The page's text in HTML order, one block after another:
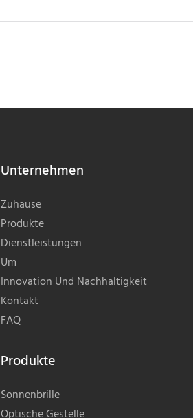
Unternehmen
Zuhause
Produkte
Dienstleistungen
Um
Innovation Und Nachhaltigkeit
Kontakt
FAQ
Produkte
Sonnenbrille